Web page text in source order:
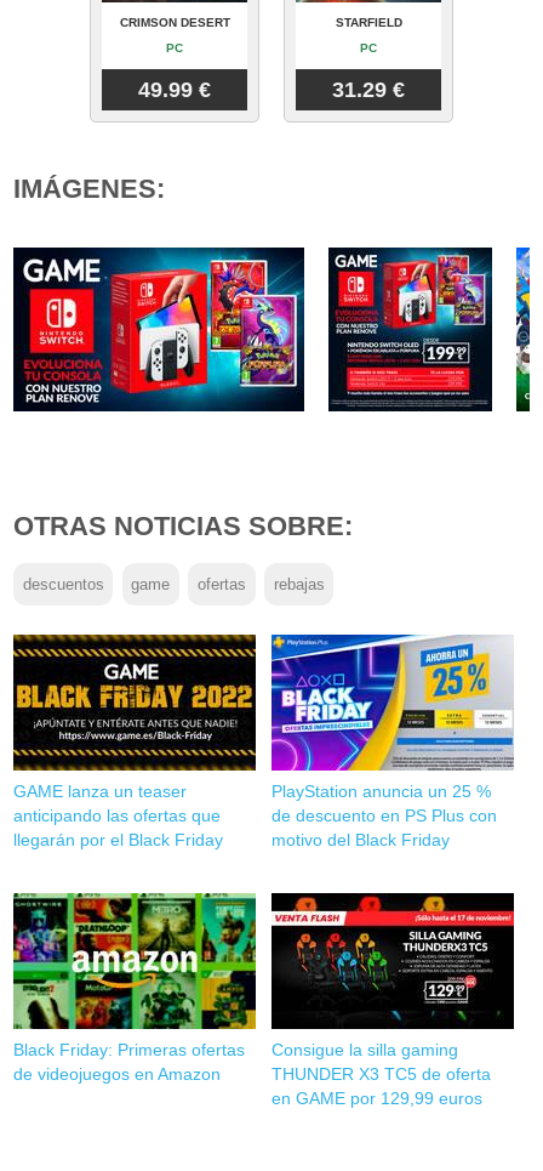
CRIMSON DESERT
PC
49.99 €
STARFIELD
PC
31.29 €
IMÁGENES:
OTRAS NOTICIAS SOBRE:
descuentos game ofertas rebajas
GAME lanza un teaser
anticipando las ofertas que
llegarán por el Black Friday
PlayStation anuncia un 25 %
de descuento en PS Plus con
motivo del Black Friday
Black Friday: Primeras ofertas
de videojuegos en Amazon
Consigue la silla gaming
THUNDER X3 TC5 de oferta
en GAME por 129,99 euros